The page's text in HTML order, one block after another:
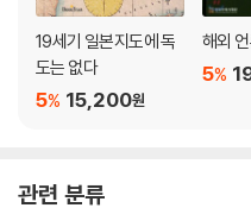
경계와 국경, 그리고 고단한 삶
베르됭 조약(843년)
국경이 정해졌던 주요 시기들:
자연발생적 국경들
IV. 조사와 연구는 유용한가?
19세기 일본지도에 독
도는 없다
15,200원
5%
해외
5%
관련 분류